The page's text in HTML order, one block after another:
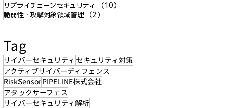
サプライチェーンセキュリティ
（10）
脆弱性・攻撃対象領域管理
（2）
Tag
サイバーセキュリティ セキュリティ対策
アクティブサイバーディフェンス
RiskSensorPIPELINE株式会社
アタックサーフェス
サイバーセキュリティ解析